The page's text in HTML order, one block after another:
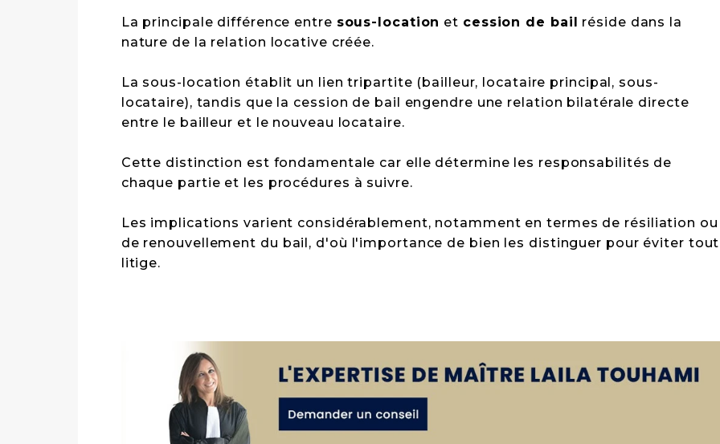
La principale différence entre sous-location et cession de bail réside dans la
nature de la relation locative créée.
La sous-location établit un lien tripartite (bailleur, locataire principal, sous-
locataire), tandis que la cession de bail engendre une relation bilatérale directe
entre le bailleur et le nouveau locataire.
Cette distinction est fondamentale car elle détermine les responsabilités de
chaque partie et les procédures à suivre.
Les implications varient considérablement, notamment en termes de résiliation ou
de renouvellement du bail, d'où l'importance de bien les distinguer pour éviter tout
litige.